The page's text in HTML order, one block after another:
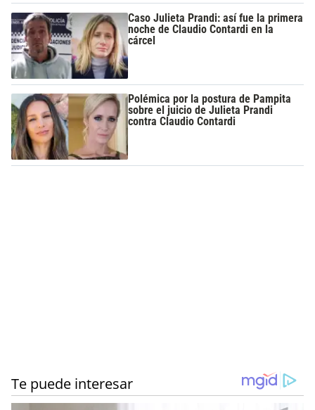
Caso Julieta Prandi: así fue la primera
noche de Claudio Contardi en la
cárcel
Polémica por la postura de Pampita
sobre el juicio de Julieta Prandi
contra Claudio Contardi